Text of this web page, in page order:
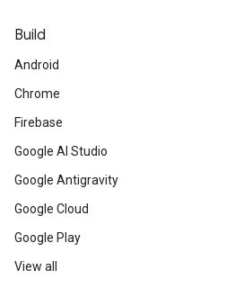
Build
Android
Chrome
Firebase
Google AI Studio
Google Antigravity
Google Cloud
Google Play
View all